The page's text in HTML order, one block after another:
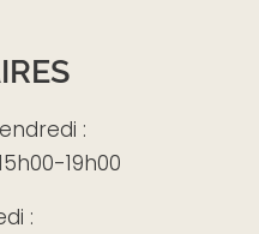
:
19h00
: